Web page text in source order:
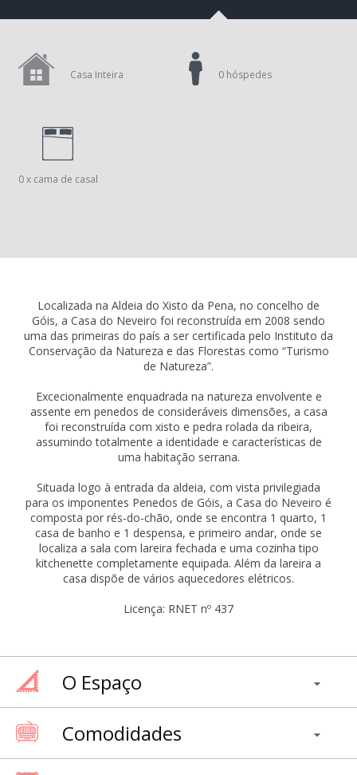
Casa Inteira
0 x cama de casal
0 hóspedes
Localizada na Aldeia do Xisto da Pena, no concelho de
Góis, a Casa do Neveiro foi reconstruída em 2008 sendo
uma das primeiras do país a ser certificada pelo Instituto da
Conservação da Natureza e das Florestas como “Turismo
de Natureza”.
Excecionalmente enquadrada na natureza envolvente e
assente em penedos de consideráveis dimensões, a casa
foi reconstruída com xisto e pedra rolada da ribeira,
assumindo totalmente a identidade e características de
uma habitação serrana.
Situada logo à entrada da aldeia, com vista privilegiada
para os imponentes Penedos de Góis, a Casa do Neveiro é
composta por rés-do-chão, onde se encontra 1 quarto, 1
casa de banho e 1 despensa, e primeiro andar, onde se
localiza a sala com lareira fechada e uma cozinha tipo
kitchenette completamente equipada. Além da lareira a
casa dispõe de vários aquecedores elétricos.
Licença: RNET nº 437
O Espaço
Comodidades